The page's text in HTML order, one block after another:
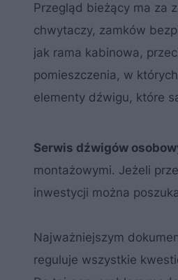
Przegląd bieżący ma za
chwytaczy, zamków
jak rama kabinowa,
pomieszczenia, w
elementy dźwigu, które
Serwis dźwigów
montażowymi. Jeżeli
inwestycji można
Najważniejszym
reguluje wszystkie